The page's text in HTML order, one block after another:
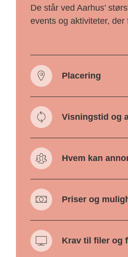
De står ved Aarhus’
events og aktiviteter,
Placering
Visningstid og
Hvem kan
Priser og
Krav til filer og